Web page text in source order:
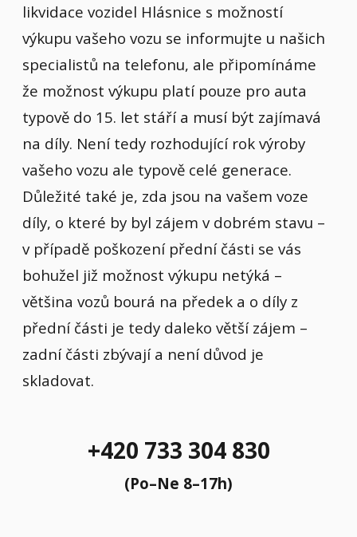
likvidace vozidel Hlásnice s možností
výkupu vašeho vozu se informujte u našich
specialistů na telefonu, ale připomínáme
že možnost výkupu platí pouze pro auta
typově do 15. let stáří a musí být zajímavá
na díly. Není tedy rozhodující rok výroby
vašeho vozu ale typově celé generace.
Důležité také je, zda jsou na vašem voze
díly, o které by byl zájem v dobrém stavu –
v případě poškození přední části se vás
bohužel již možnost výkupu netýká –
většina vozů bourá na předek a o díly z
přední části je tedy daleko větší zájem –
zadní části zbývají a není důvod je
skladovat.
+420 733 304 830
(Po–Ne 8–17h)